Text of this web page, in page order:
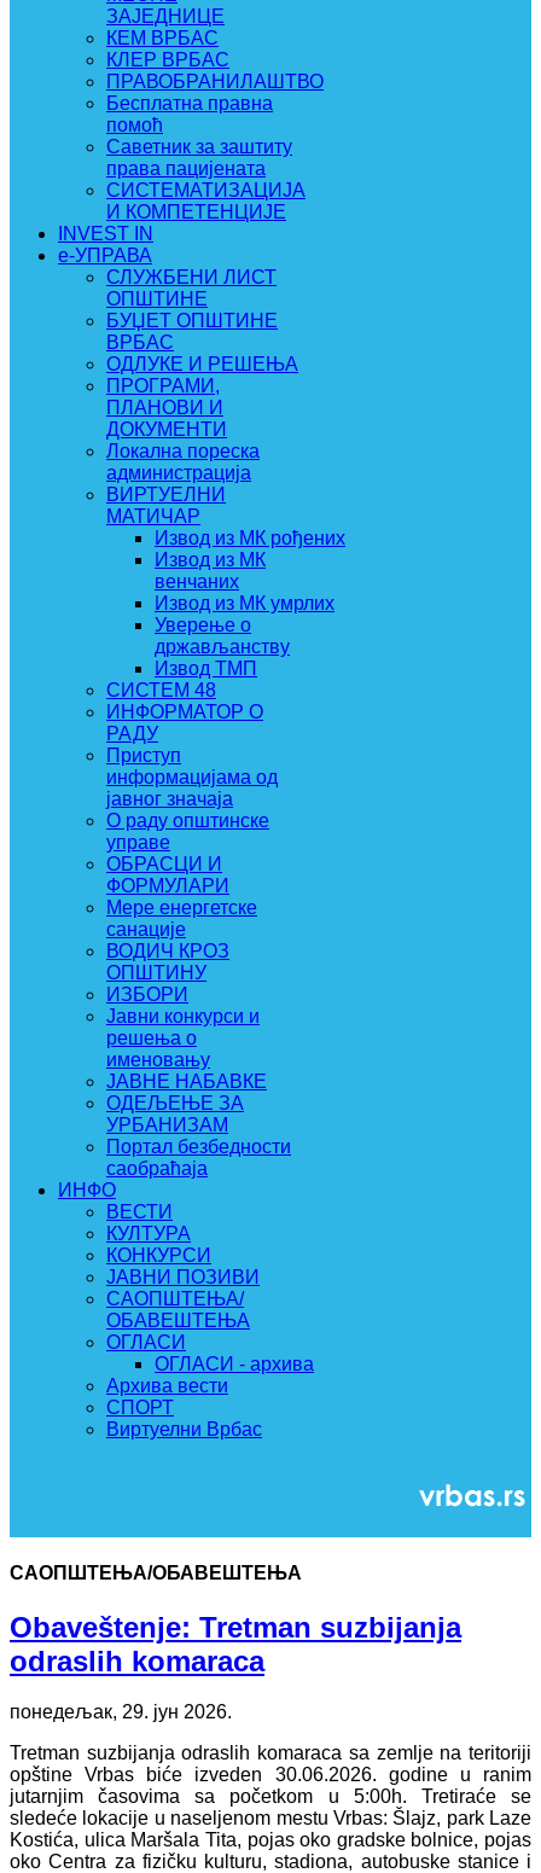
ЗАЈЕДНИЦЕ
КЕМ ВРБАС
КЛЕР ВРБАС
ПРАВОБРАНИЛАШТВО
Бесплатна правна
помоћ
Саветник за заштиту
права пацијената
СИСТЕМАТИЗАЦИЈА
И КОМПЕТЕНЦИЈЕ
INVEST IN
e-УПРАВА
СЛУЖБЕНИ ЛИСТ
ОПШТИНЕ
БУЏЕТ ОПШТИНЕ
ВРБАС
ОДЛУКЕ И РЕШЕЊА
ПРОГРАМИ,
ПЛАНОВИ И
ДОКУМЕНТИ
Локална пореска
администрација
ВИРТУЕЛНИ
МАТИЧАР
Извод из МК рођених
Извод из МК
венчаних
Извод из МК умрлих
Уверење о
држављанству
Извод ТМП
СИСТЕМ 48
ИНФОРМАТОР О
РАДУ
Приступ
информацијама од
јавног значаја
О раду општинске
управе
ОБРАСЦИ И
ФОРМУЛАРИ
Мере енергетске
санације
ВОДИЧ КРОЗ
ОПШТИНУ
ИЗБОРИ
Јавни конкурси и
решења о
именовању
ЈАВНЕ НАБАВКЕ
ОДЕЉЕЊЕ ЗА
УРБАНИЗАМ
Портал безбедности
саобраћаја
ИНФО
ВЕСТИ
КУЛТУРА
КОНКУРСИ
ЈАВНИ ПОЗИВИ
САОПШТЕЊА/
ОБАВЕШТЕЊА
ОГЛАСИ
ОГЛАСИ - архива
Архива вести
СПОРТ
Виртуелни Врбас
САОПШТЕЊА/ОБАВЕШТЕЊА
Obaveštenje: Tretman suzbijanja
odraslih komaraca
понедељак, 29. јун 2026.
Tretman suzbijanja odraslih komaraca sa zemlje na teritoriji
opštine Vrbas biće izveden 30.06.2026. godine u ranim
jutarnjim časovima sa početkom u 5:00h. Tretiraće se
sledeće lokacije u naseljenom mestu Vrbas: Šlajz, park Laze
Kostića, ulica Maršala Tita, pojas oko gradske bolnice, pojas
oko Centra za fizičku kulturu, stadiona, autobuske stanice i